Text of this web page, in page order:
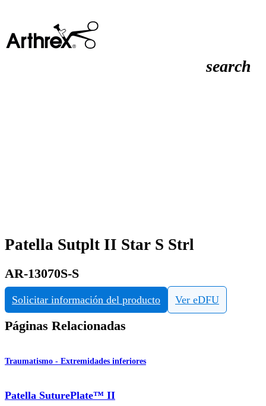
search
Patella Sutplt II Star S Strl
AR-13070S-S
Solicitar información del producto Ver eDFU
Páginas Relacionadas
Traumatismo - Extremidades inferiores
Patella SuturePlate™ II